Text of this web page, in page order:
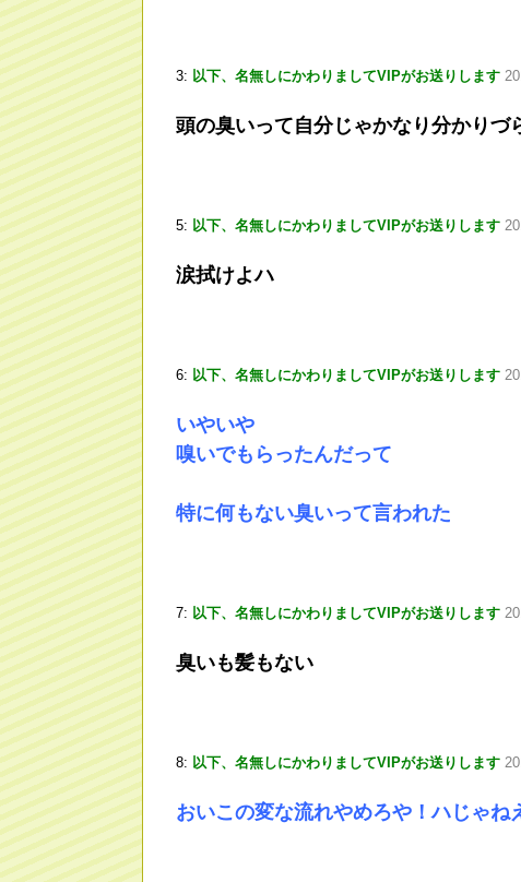
3: 以下、名無しにかわりましてVIPがお送りします
頭の臭いって自分じゃかなり分かりづ
5: 以下、名無しにかわりましてVIPがお送りします
涙拭けよハ
6: 以下、名無しにかわりましてVIPがお送りします
いやいや
嗅いでもらったんだって
特に何もない臭いって言われた
7: 以下、名無しにかわりましてVIPがお送りします
臭いも髪もない
8: 以下、名無しにかわりましてVIPがお送りします
おいこの変な流れやめろや！ハじゃね